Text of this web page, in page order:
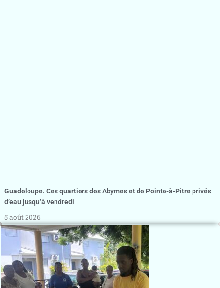
Guadeloupe. Ces quartiers des Abymes et de Pointe-à-Pitre privés
d’eau jusqu’à vendredi
5 août 2026